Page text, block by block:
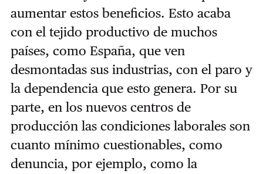
aumentar estos beneficios. Esto acaba
con el tejido productivo de muchos
países, como España, que ven
desmontadas sus industrias, con el paro y
la dependencia que esto genera. Por su
parte, en los nuevos centros de
producción las condiciones laborales son
cuanto mínimo cuestionables, como
denuncia, por ejemplo, como la